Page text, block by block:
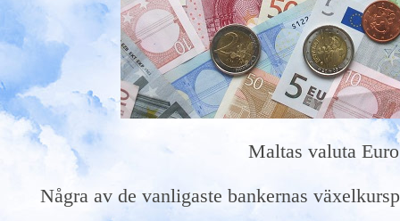
Maltas valuta Euro
Några av de vanligaste bankernas